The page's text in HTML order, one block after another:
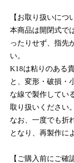
【お取り扱いにつ
本商品は開閉式で
ったりせず、指先
い。
K18は粘りのある
と、変形・破損・
な線で製作してい
取り扱いください。
なお、一度でも折
となり、再製作に
【ご購入前にご確